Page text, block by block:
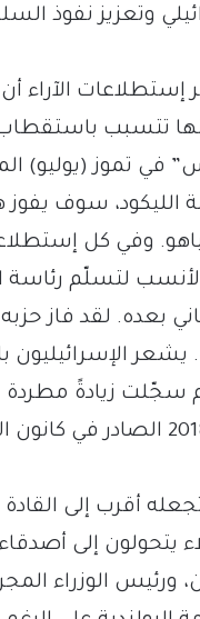
وتعزيز نفوذ
الآراء أن
أنها تتسبب
في تموز
سوف يفوز
وفي كل
لتسلّم رئاسة
بعده. لقد فاز
يشعر
الديموقراطية الإسرائيلية
أقرب إلى
يتحولون إلى
ورئيس الوزراء